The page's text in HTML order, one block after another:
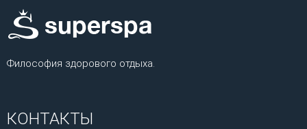
Философия здорового отдыха.
КОНТАКТЫ